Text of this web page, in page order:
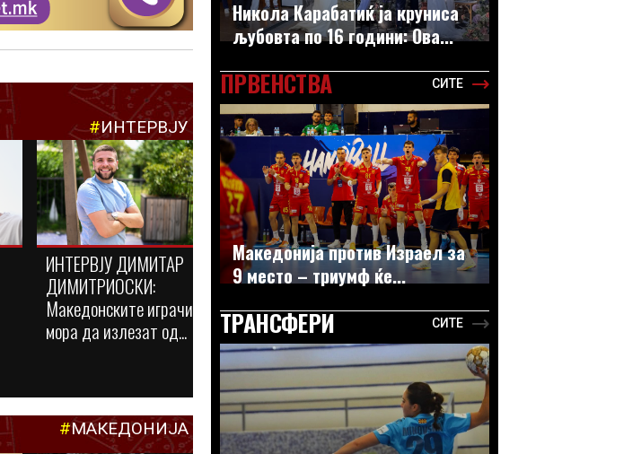
#ИНТЕРВЈУ
ИНТЕРВЈУ ДИМИТАР
ДИМИТРИОСКИ:
Македонските играчи
мора да излезат од...
#МАКЕДОНИЈА
Никола Карабатиќ ја круниса
љубовта по 16 години: Ова...
ПРВЕНСТВА СИТЕ
Македонија против Израел за
9 место – триумф ќе...
ТРАНСФЕРИ СИТЕ